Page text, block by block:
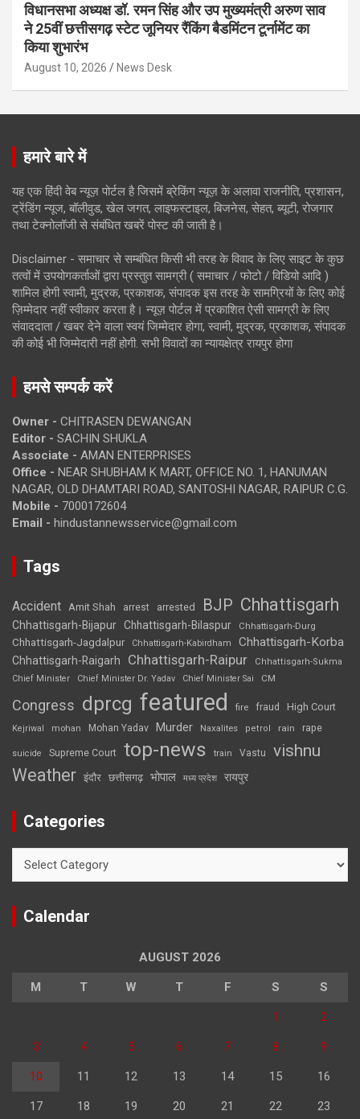
विधानसभा अध्यक्ष डॉ. रमन सिंह और उप मुख्यमंत्री अरुण साव
ने 25वीं छत्तीसगढ़ स्टेट जूनियर रैंकिंग बैडमिंटन टूर्नामेंट का
किया शुभारंभ
August 10, 2026 News Desk
हमारे बारे में
यह एक हिंदी वेब न्यूज़ पोर्टल है जिसमें ब्रेकिंग न्यूज़ के अलावा राजनीति, प्रशासन,
ट्रेंडिंग न्यूज, बॉलीवुड, खेल जगत, लाइफस्टाइल, बिजनेस, सेहत, ब्यूटी, रोजगार
तथा टेक्नोलॉजी से संबंधित खबरें पोस्ट की जाती है।
Disclaimer - समाचार से सम्बंधित किसी भी तरह के विवाद के लिए साइट के कुछ
तत्वों में उपयोगकर्ताओं द्वारा प्रस्तुत सामग्री ( समाचार / फोटो / विडियो आदि )
शामिल होगी स्वामी, मुद्रक, प्रकाशक, संपादक इस तरह के सामग्रियों के लिए कोई
ज़िम्मेदार नहीं स्वीकार करता है। न्यूज़ पोर्टल में प्रकाशित ऐसी सामग्री के लिए
संवाददाता / खबर देने वाला स्वयं जिम्मेदार होगा, स्वामी, मुद्रक, प्रकाशक, संपादक
की कोई भी जिम्मेदारी नहीं होगी. सभी विवादों का न्यायक्षेत्र रायपुर होगा
हमसे सम्पर्क करें
Owner - CHITRASEN DEWANGAN
Editor - SACHIN SHUKLA
Associate - AMAN ENTERPRISES
Office - NEAR SHUBHAM K MART, OFFICE NO. 1, HANUMAN
NAGAR, OLD DHAMTARI ROAD, SANTOSHI NAGAR, RAIPUR C.G.
Mobile - 7000172604
Email - hindustannewsservice@gmail.com
Tags
Accident Amit Shah arrest arrested BJP Chhattisgarh
Chhattisgarh-Bijapur Chhattisgarh-Bilaspur Chhattisgarh-Durg
Chhattisgarh-Jagdalpur Chhattisgarh-Kabirdham Chhattisgarh-Korba
Chhattisgarh-Raigarh Chhattisgarh-Raipur
Chhattisgarh-Sukma
Chief Minister
Chief Minister Dr. Yadav Chief Minister Sai CM
Congress dprcg featured fire fraud High Court
Kejriwal mohan Mohan Yadav Murder Naxalites petrol rain rape
suicide Supreme Court top-news train Vastu vishnu
Weather इंदौर छत्तीसगढ़ भोपाल मध्य प्रदेश रायपुर
Categories
Calendar
AUGUST 2026
M T W T F S S
1 2
3 4 5 6 7 8 9
10 11 12 13 14 15 16
17 18 19 20 21 22 23